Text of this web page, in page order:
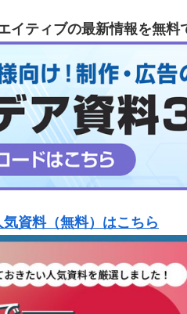
イティブの最新情報を無料
資料（無料）はこちら